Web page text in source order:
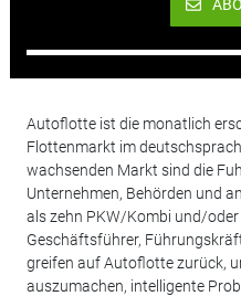
Autoflotte ist die monatlich
Flottenmarkt im
wachsenden Markt sind die
Unternehmen, Behörden und
als zehn PKW/Kombi und/
Geschäftsführer,
greifen auf Autoflotte zurück,
auszumachen, intelligente